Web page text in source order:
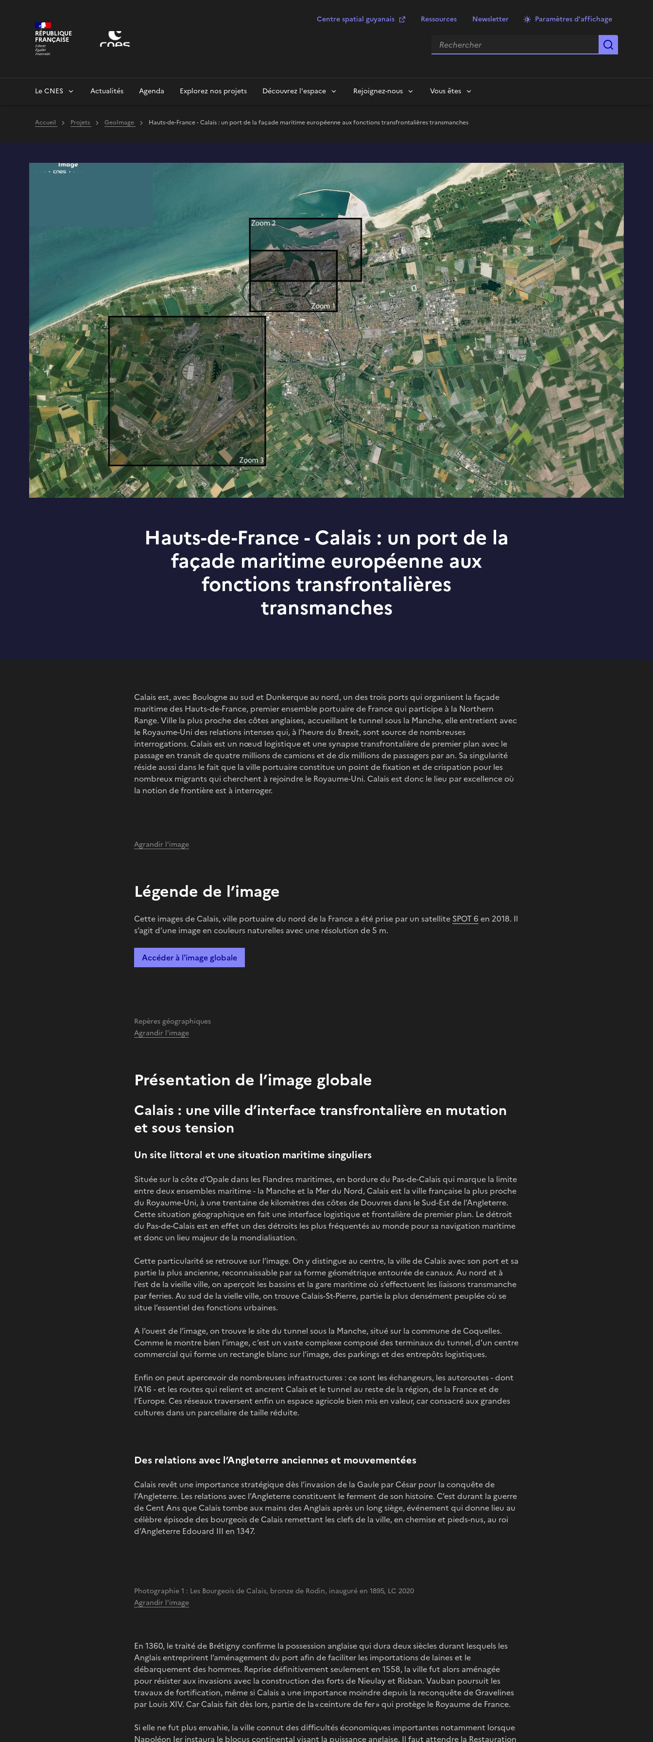
RÉPUBLIQUE
FRANÇAISE
Centre spatial guyanais Ressources Newsletter Paramètres d'affichage
Rechercher
Le CNES Actualités Agenda Explorez nos projets Découvrez l'espace Rejoignez-nous Vous êtes
Accueil Projets GeoImage Hauts-de-France - Calais : un port de la façade maritime européenne aux fonctions transfrontalières transmanches
Hauts-de-France - Calais : un port de la
façade maritime européenne aux
fonctions transfrontalières
transmanches
Calais est, avec Boulogne au sud et Dunkerque au nord, un des trois ports qui organisent la façade
maritime des Hauts-de-France, premier ensemble portuaire de France qui participe à la Northern
Range. Ville la plus proche des côtes anglaises, accueillant le tunnel sous la Manche, elle entretient avec
le Royaume-Uni des relations intenses qui, à l’heure du Brexit, sont source de nombreuses
interrogations. Calais est un nœud logistique et une synapse transfrontalière de premier plan avec le
passage en transit de quatre millions de camions et de dix millions de passagers par an. Sa singularité
réside aussi dans le fait que la ville portuaire constitue un point de fixation et de crispation pour les
nombreux migrants qui cherchent à rejoindre le Royaume-Uni. Calais est donc le lieu par excellence où
la notion de frontière est à interroger.
Agrandir l'image
Légende de l’image
Cette images de Calais, ville portuaire du nord de la France a été prise par un satellite SPOT 6 en 2018. Il
s’agit d’une image en couleurs naturelles avec une résolution de 5 m.
Accéder à l'image globale
Repères géographiques
Agrandir l'image
Présentation de l’image globale
Calais : une ville d’interface transfrontalière en mutation
et sous tension
Un site littoral et une situation maritime singuliers
Située sur la côte d’Opale dans les Flandres maritimes, en bordure du Pas-de-Calais qui marque la limite
entre deux ensembles maritime - la Manche et la Mer du Nord, Calais est la ville française la plus proche
du Royaume-Uni, à une trentaine de kilomètres des côtes de Douvres dans le Sud-Est de l’Angleterre.
Cette situation géographique en fait une interface logistique et frontalière de premier plan. Le détroit
du Pas-de-Calais est en effet un des détroits les plus fréquentés au monde pour sa navigation maritime
et donc un lieu majeur de la mondialisation.
Cette particularité se retrouve sur l’image. On y distingue au centre, la ville de Calais avec son port et sa
partie la plus ancienne, reconnaissable par sa forme géométrique entourée de canaux. Au nord et à
l’est de la vieille ville, on aperçoit les bassins et la gare maritime où s’effectuent les liaisons transmanche
par ferries. Au sud de la vielle ville, on trouve Calais-St-Pierre, partie la plus densément peuplée où se
situe l’essentiel des fonctions urbaines.
A l’ouest de l’image, on trouve le site du tunnel sous la Manche, situé sur la commune de Coquelles.
Comme le montre bien l’image, c’est un vaste complexe composé des terminaux du tunnel, d’un centre
commercial qui forme un rectangle blanc sur l’image, des parkings et des entrepôts logistiques.
Enfin on peut apercevoir de nombreuses infrastructures : ce sont les échangeurs, les autoroutes - dont
l’A16 - et les routes qui relient et ancrent Calais et le tunnel au reste de la région, de la France et de
l’Europe. Ces réseaux traversent enfin un espace agricole bien mis en valeur, car consacré aux grandes
cultures dans un parcellaire de taille réduite.
Des relations avec l’Angleterre anciennes et mouvementées
Calais revêt une importance stratégique dès l’invasion de la Gaule par César pour la conquête de
l’Angleterre. Les relations avec l’Angleterre constituent le ferment de son histoire. C’est durant la guerre
de Cent Ans que Calais tombe aux mains des Anglais après un long siège, événement qui donne lieu au
célèbre épisode des bourgeois de Calais remettant les clefs de la ville, en chemise et pieds-nus, au roi
d’Angleterre Edouard III en 1347.
Photographie 1 : Les Bourgeois de Calais, bronze de Rodin, inauguré en 1895, LC 2020
Agrandir l'image
En 1360, le traité de Brétigny confirme la possession anglaise qui dura deux siècles durant lesquels les
Anglais entreprirent l’aménagement du port afin de faciliter les importations de laines et le
débarquement des hommes. Reprise définitivement seulement en 1558, la ville fut alors aménagée
pour résister aux invasions avec la construction des forts de Nieulay et Risban. Vauban poursuit les
travaux de fortification, même si Calais a une importance moindre depuis la reconquête de Gravelines
par Louis XIV. Car Calais fait dès lors, partie de la « ceinture de fer » qui protège le Royaume de France.
Si elle ne fut plus envahie, la ville connut des difficultés économiques importantes notamment lorsque
Napoléon Ier instaura le blocus continental visant la puissance anglaise. Il faut attendre la Restauration